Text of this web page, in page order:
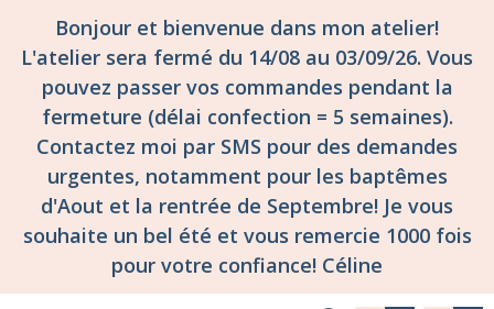
Bonjour et bienvenue dans mon atelier!
L'atelier sera fermé du 14/08 au 03/09/26. Vous
pouvez passer vos commandes pendant la
fermeture (délai confection = 5 semaines).
Contactez moi par SMS pour des demandes
urgentes, notamment pour les baptêmes
d'Aout et la rentrée de Septembre! Je vous
souhaite un bel été et vous remercie 1000 fois
pour votre confiance! Céline